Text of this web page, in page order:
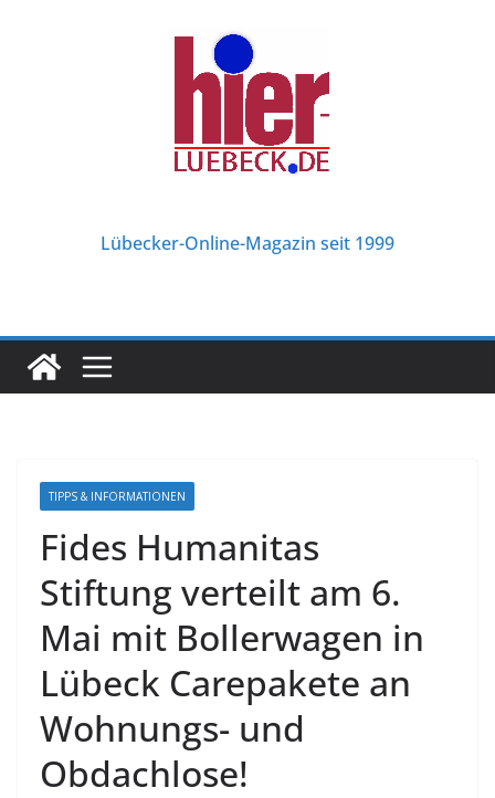
Lübecker-Online-Magazin seit 1999
TIPPS & INFORMATIONEN
Fides Humanitas
Stiftung verteilt am 6.
Mai mit Bollerwagen in
Lübeck Carepakete an
Wohnungs- und
Obdachlose!